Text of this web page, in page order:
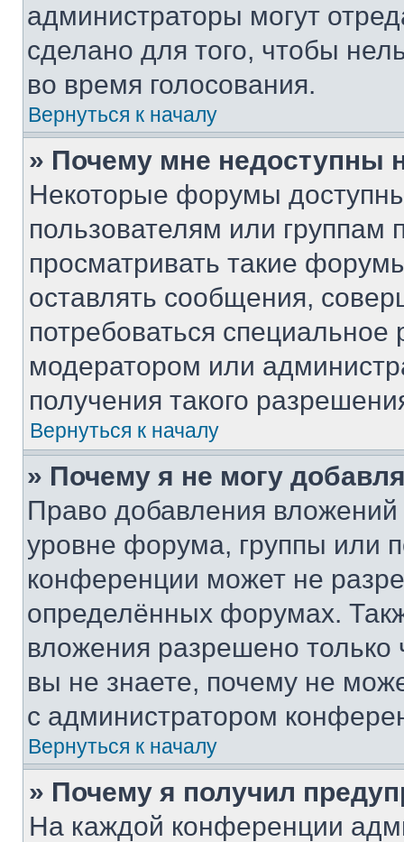
администраторы могут
сделано для того, чтобы
во время голосования.
Вернуться к началу
» Почему мне недоступны
Некоторые форумы
пользователям или группам
просматривать такие
оставлять сообщения,
потребоваться
модератором или
получения такого
Вернуться к началу
» Почему я не могу
Право добавления
уровне форума, группы или
конференции может не
определённых форумах.
вложения разрешено
вы не знаете, почему не
с администратором
Вернуться к началу
» Почему я получил
На каждой конференции